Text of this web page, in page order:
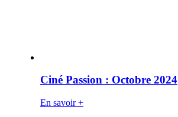
Ciné Passion : Octobre 2024
En savoir +